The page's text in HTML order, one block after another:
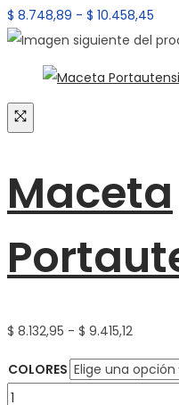
$
$ 8.748,89 - $ 10.458,45
de
Maceta
$ 8.132,95 - $ 9.415,12Rango
de
precios:
COLORES
Maceta